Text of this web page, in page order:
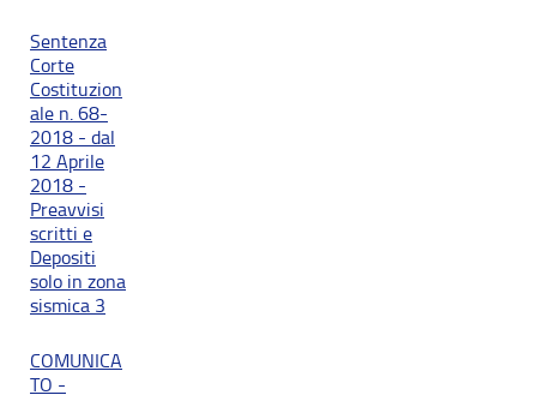
Sentenza
Corte
Costituzion
ale n. 68-
2018 - dal
12 Aprile
2018 -
Preavvisi
scritti e
Depositi
solo in zona
sismica 3
COMUNICA
TO -